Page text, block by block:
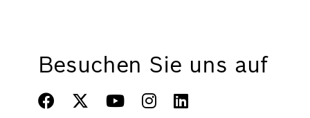
Besuchen Sie uns auf